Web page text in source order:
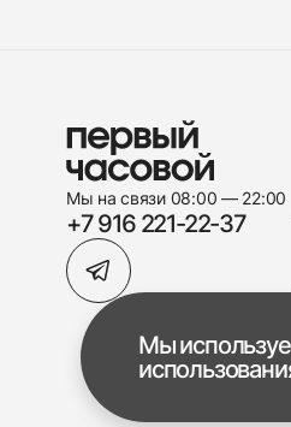
Мы на связи 08:00 — 22:00
+7 916 221-22-37
Мы